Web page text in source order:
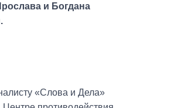
и Богдана
«Слова и Дела»